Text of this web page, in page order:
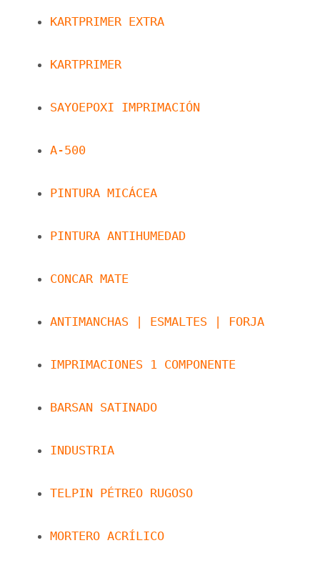
KARTPRIMER EXTRA
KARTPRIMER
SAYOEPOXI IMPRIMACIÓN
A-500
PINTURA MICÁCEA
PINTURA ANTIHUMEDAD
CONCAR MATE
ANTIMANCHAS | ESMALTES | FORJA
IMPRIMACIONES 1 COMPONENTE
BARSAN SATINADO
INDUSTRIA
TELPIN PÉTREO RUGOSO
MORTERO ACRÍLICO